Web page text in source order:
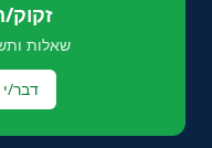
זקוק/
שאלות
דבר/